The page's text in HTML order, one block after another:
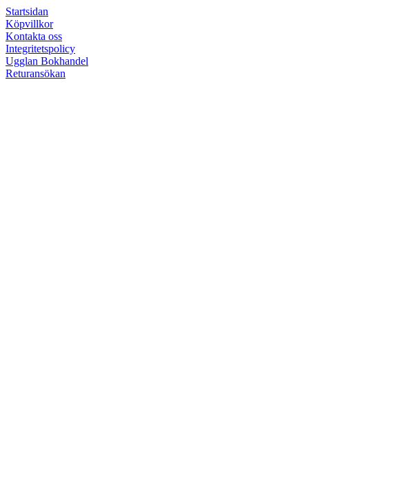
Startsidan
Köpvillkor
Kontakta oss
Integritetspolicy
Ugglan Bokhandel
Returansökan